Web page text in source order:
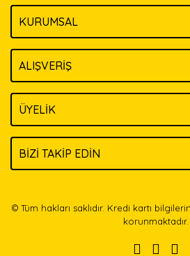
KURUMSAL
ALIŞVERİŞ
ÜYELİK
BİZİ TAKİP EDİN
© Tüm hakları saklıdır. Kredi kartı
korunmaktadır.